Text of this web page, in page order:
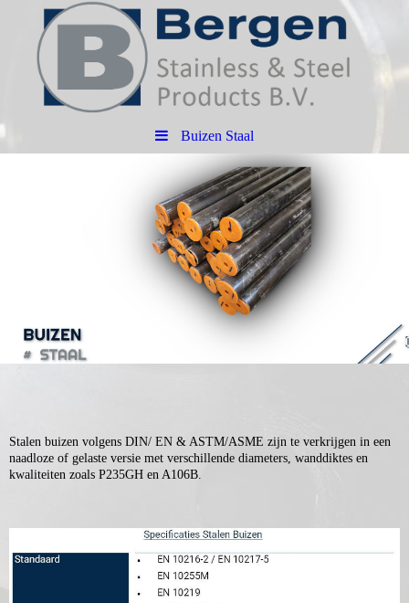
Buizen Staal
Stalen buizen volgens DIN/ EN & ASTM/ASME zijn te verkrijgen in een
naadloze of gelaste versie met verschillende diameters, wanddiktes en
kwaliteiten zoals P235GH en A106B.